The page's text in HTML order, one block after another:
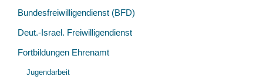
Bundesfreiwilligendienst (BFD)
Deut.-Israel. Freiwilligendienst
Fortbildungen Ehrenamt
Jugendarbeit